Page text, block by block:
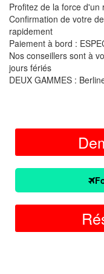
Profitez de la force d'un
Confirmation de votre
rapidement
Paiement à bord :
Nos conseillers sont à
jours fériés
DEUX GAMMES :